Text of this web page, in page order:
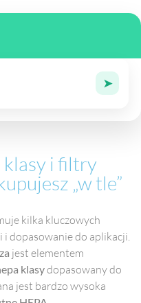
➤
klasy i filtry
„w tle”
kilka kluczowych
dopasowanie do aplikacji.
jest elementem
klasydopasowany do
jest bardzo wysoka